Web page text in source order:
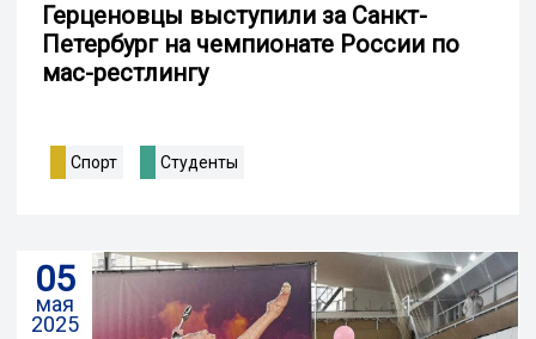
Герценовцы выступили за Санкт-
Петербург на чемпионате России по
мас-рестлингу
Спорт Студенты
05
мая
2025